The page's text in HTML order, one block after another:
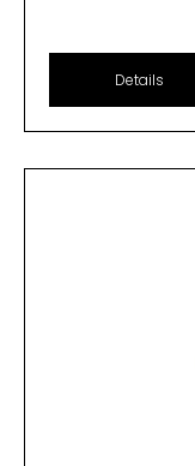
Details